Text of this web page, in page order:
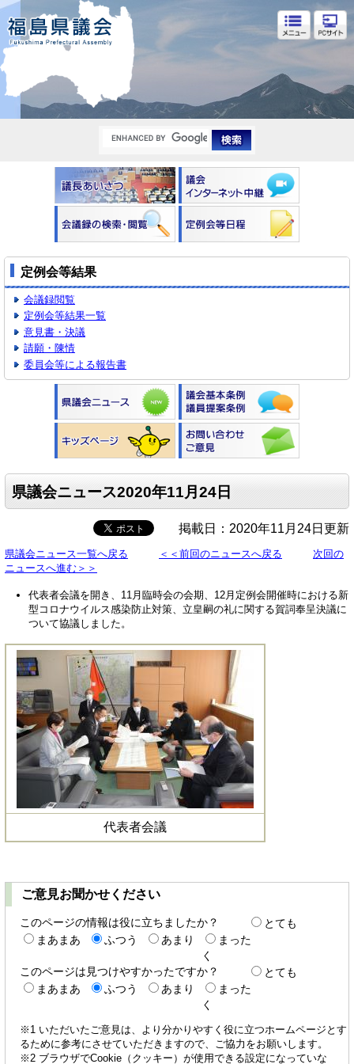
福島県議会
定例会等結果
会議録閲覧
定例会等結果一覧
意見書・決議
請願・陳情
委員会等による報告書
県議会ニュース2020年11月24日
掲載日：2020年11月24日更新
県議会ニュース一覧へ戻る ＜＜前回のニュースへ戻る
次回の
ニュースへ進む＞＞
代表者会議を開き、11月臨時会の会期、12月定例会開催時における新
型コロナウイルス感染防止対策、立皇嗣の礼に関する賀詞奉呈決議に
ついて協議しました。
代表者会議
ご意見お聞かせください
このページの情報は役に立ちましたか？
とても
まあまあ
ふつう あまり
まった
く
このページは見つけやすかったですか？
とても
まあまあ
ふつう あまり
まった
く
※1 いただいたご意見は、より分かりやすく役に立つホームページとす
るために参考にさせていただきますので、ご協力をお願いします。
※2 ブラウザでCookie（クッキー）が使用できる設定になっていな